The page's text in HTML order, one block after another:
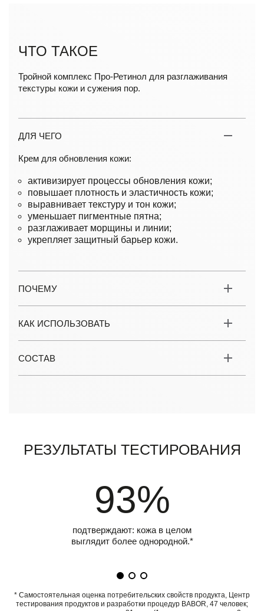
ЧТО ТАКОЕ
Тройной комплекс Про-Ретинол для разглаживания
текстуры кожи и сужения пор.
ДЛЯ ЧЕГО
Крем для обновления кожи:
активизирует процессы обновления кожи;
повышает плотность и эластичность кожи;
выравнивает текстуру и тон кожи;
уменьшает пигментные пятна;
разглаживает морщины и линии;
укрепляет защитный барьер кожи.
ПОЧЕМУ
КАК ИСПОЛЬЗОВАТЬ
СОСТАВ
Результаты тестирования
93%
подтверждают: кожа в целом
выглядит более однородной.*
* Самостоятельная оценка потребительских свойств продукта, Центр
тестирования продуктов и разработки процедур BABOR, 47 человек;